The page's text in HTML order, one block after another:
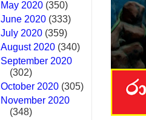
Hoda sihiyen Song Lyrics -
Awanken Song Lyrics -
Pa Sina Song Lyrics - පෑ සිනා
Pemwanthiye Song Lyrics -
May 2020 (350)
June 2020 (333)
July 2020 (359)
August 2020 (340)
September 2020
(302)
October 2020 (305)
November 2020
(348)